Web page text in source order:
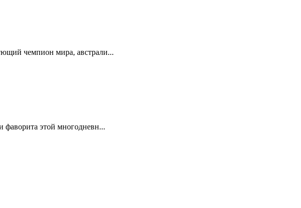
чемпион мира, австрали...
фаворита этой многодневн...